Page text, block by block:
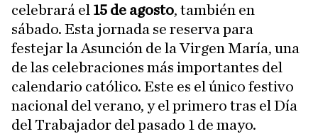
celebrará el 15 de agosto, también en
sábado. Esta jornada se reserva para
festejar la Asunción de la Virgen María, una
de las celebraciones más importantes del
calendario católico. Este es el único festivo
nacional del verano, y el primero tras el Día
del Trabajador del pasado 1 de mayo.